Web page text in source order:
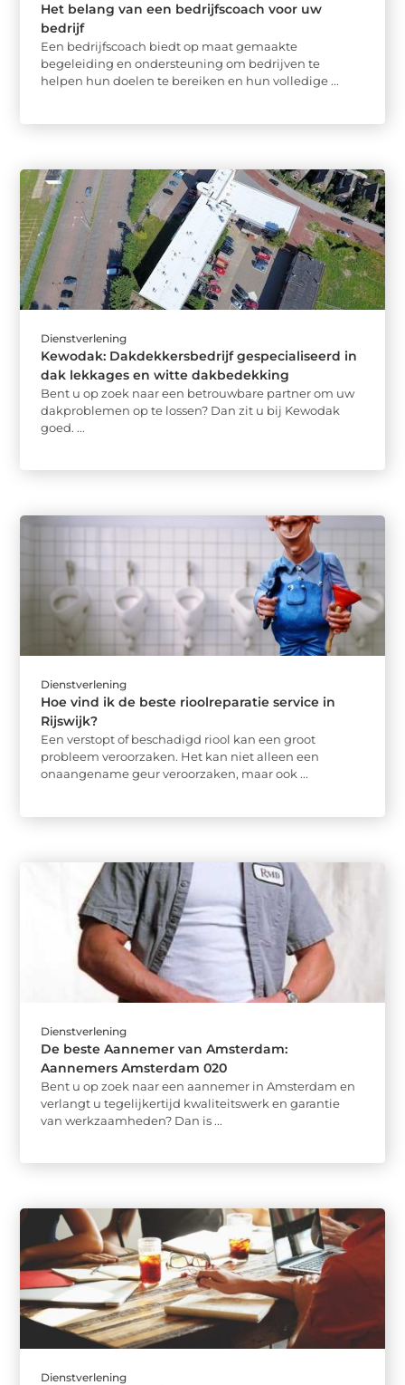
Het belang van een bedrijfscoach voor uw
bedrijf
Een bedrijfscoach biedt op maat gemaakte
begeleiding en ondersteuning om bedrijven te
helpen hun doelen te bereiken en hun volledige ...
Dienstverlening
Kewodak: Dakdekkersbedrijf gespecialiseerd in
dak lekkages en witte dakbedekking
Bent u op zoek naar een betrouwbare partner om uw
dakproblemen op te lossen? Dan zit u bij Kewodak
goed. ...
Dienstverlening
Hoe vind ik de beste rioolreparatie service in
Rijswijk?
Een verstopt of beschadigd riool kan een groot
probleem veroorzaken. Het kan niet alleen een
onaangename geur veroorzaken, maar ook ...
Dienstverlening
De beste Aannemer van Amsterdam:
Aannemers Amsterdam 020
Bent u op zoek naar een aannemer in Amsterdam en
verlangt u tegelijkertijd kwaliteitswerk en garantie
van werkzaamheden? Dan is ...
Dienstverlening